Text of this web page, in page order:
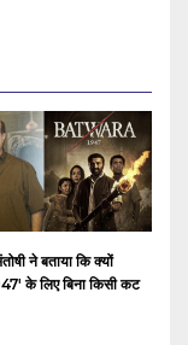
ने बताया कि क्यों
के लिए बिना किसी कट